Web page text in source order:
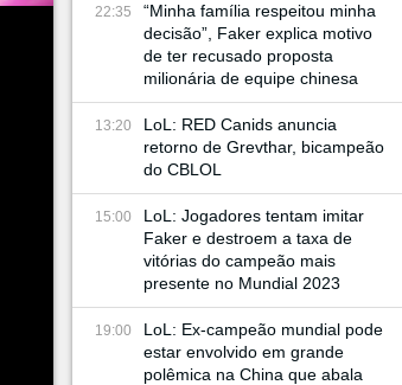
22:35
“Minha família respeitou minha
decisão”, Faker explica motivo
de ter recusado proposta
milionária de equipe chinesa
13:20
LoL: RED Canids anuncia
retorno de Grevthar, bicampeão
do CBLOL
15:00
LoL: Jogadores tentam imitar
Faker e destroem a taxa de
vitórias do campeão mais
presente no Mundial 2023
19:00
LoL: Ex-campeão mundial pode
estar envolvido em grande
polêmica na China que abala